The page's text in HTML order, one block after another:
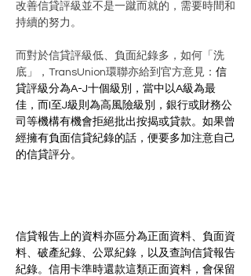
改善信貸評級並不是一蹴而就的，需要時間和
持續的努力。
而對於信貸評級低、負面紀錄多，如何「洗
底」，TransUnion環聯亦給到官方意見： 信
貸評級分為A-J十個級別，當中以A級為最
佳，而I至J級則為高風險級別，銀行或財務公
司等機構有機會拒絕批出按揭或貸款。如果曾
經擁有負面信貸紀錄的話，便要多加注意自己
的信貸評分。
信貸報告上的資料亦區分為正面資料、負面資
料、破產紀錄、公眾紀錄，以及查詢信貸報告
紀錄。信用卡準時還款這類正面資料，會保留